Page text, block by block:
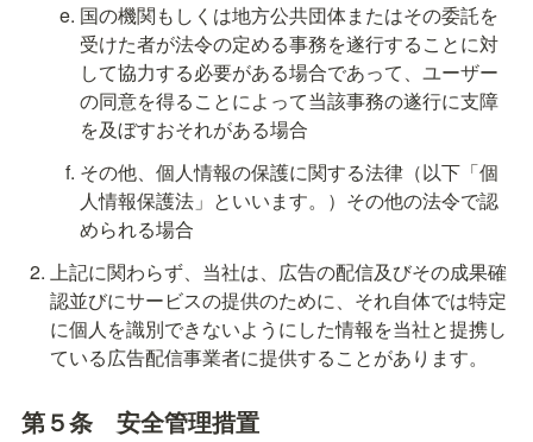
国の機関もしくは地方公共団体またはその委託を
受けた者が法令の定める事務を遂行することに対
して協力する必要がある場合であって、ユーザー
の同意を得ることによって当該事務の遂行に支障
を及ぼすおそれがある場合
その他、個人情報の保護に関する法律（以下「個
人情報保護法」といいます。）その他の法令で認
められる場合
上記に関わらず、当社は、広告の配信及びその成果確
認並びにサービスの提供のために、それ自体では特定
に個人を識別できないようにした情報を当社と提携し
ている広告配信事業者に提供することがあります。
第５条 安全管理措置